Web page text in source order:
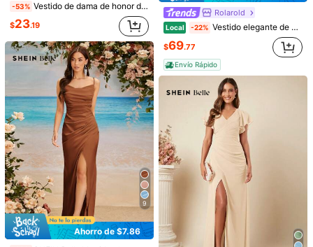
500 puntos SHEIN si llega tarde Entrega estimada:
Ago 14 - Ago
85.11% son ≤8días hábiles
Devoluciones gratuitas en 30 días
Se aplican los términos y condiciones
Pagos seguros · Protección de privacidad
Procedente de
SHEIN Belle
Vendido y enviado desde SHEIN.
Para reportar a este vendedor y/o producto
5.00
Pequeña
La talla corresponde
Grande
-53% Vestido de dama de honor de tirantes pecho con fruncido de muslo con abertura
$23.19
9
Ahorro de $7.86
Rolarold
Local -22% Vestido elegante de dama de honor con abertura frontal, mangas sin mangas, plisado y lazo, de satén rosa, para el Día de San Valentín
$69.77
Envío Rápido